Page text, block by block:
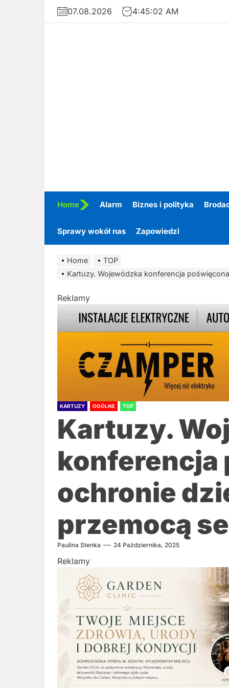
Skip
07.08.2026 4:45:03 AM
Home Alarm Biznes i polityka
Sprawy wokół nas Zapowiedzi
Home
TOP
Kartuzy. Wojewódzka konferencja
Reklamy
KARTUZY OGÓLNE TOP
Kartuzy.
konferencja
ochronie
przemocą
Paulina Stenka 24 Października, 2025
Reklamy